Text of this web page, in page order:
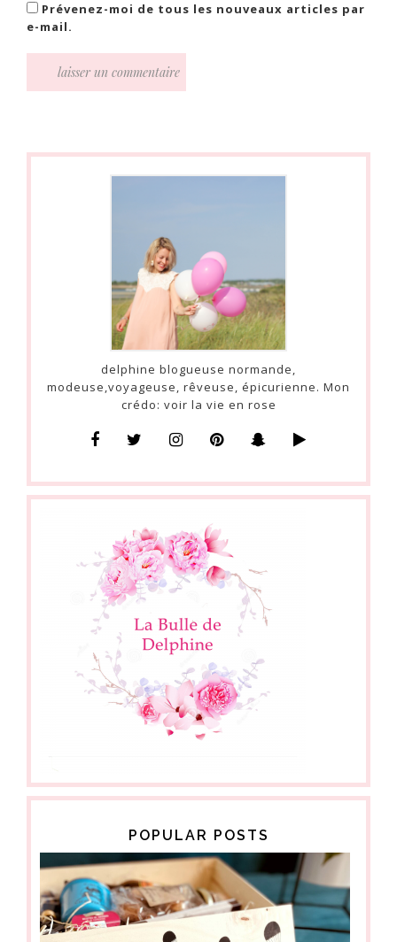
Prévenez-moi de tous les nouveaux articles par
e-mail.
delphine blogueuse normande,
modeuse,voyageuse, rêveuse, épicurienne. Mon
crédo: voir la vie en rose
POPULAR POSTS